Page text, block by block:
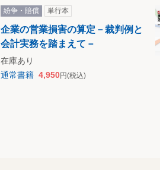
紛争・賠償 単行本
企業の営業損害の算定－裁判例と
会計実務を踏まえて－
在庫あり
通常書籍 4,950円(税込)